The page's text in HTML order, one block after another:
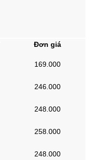
Đơn giá
169.000
246.000
248.000
258.000
248.000